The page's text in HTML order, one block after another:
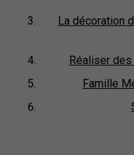
La décoration
Réaliser
Famille